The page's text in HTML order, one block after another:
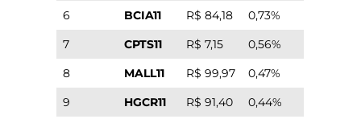
6
BCIA11 R$ 84,18
0,73%
7
CPTS11 R$ 7,15
0,56%
8
MALL11 R$ 99,97
0,47%
9
HGCR11 R$ 91,40
0,44%